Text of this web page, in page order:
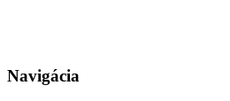
Navigácia